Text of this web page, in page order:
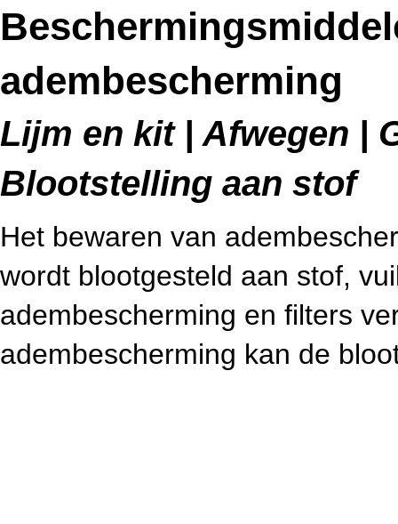
adembescherming
Lijm en kit | Afwegen |
Blootstelling aan stof
Het bewaren van
wordt blootgesteld aan stof,
adembescherming en filters
adembescherming kan de